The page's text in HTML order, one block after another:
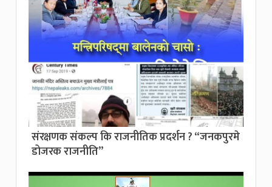
संरक्षणक संकल्प कि राजनीतिक प्रदर्शन ? “जनकपुरमे
डोजरक राजनीति”